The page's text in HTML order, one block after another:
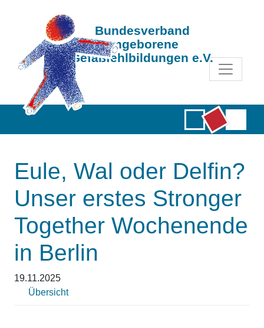
Bundesverband
Angeborene
Gefäßfehlbildungen e.V.
Eule, Wal oder Delfin?
Unser erstes Stronger
Together Wochenende
in Berlin
19.11.2025
Übersicht